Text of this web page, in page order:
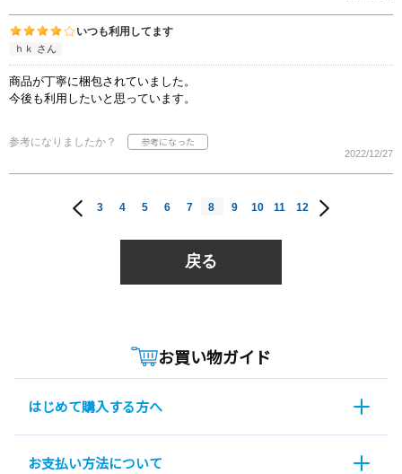
いつも利用してます
ｈｋ さん
商品が丁寧に梱包されていました。
今後も利用したいと思っています。
参考になりましたか？
2022/12/27
3 4 5 6 7 8 9 10 11 12
戻る
お買い物ガイド
はじめて購入する方へ
お支払い方法について